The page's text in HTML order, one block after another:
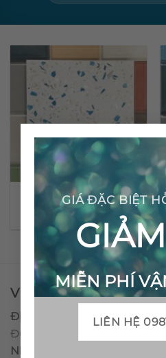
GIÁ ĐẶC BIỆT
MIỄN PHÍ
LIÊN HỆ
Gạch đá mài nội thất lát
nền TE-03
VPĐD - CTY TNHH
Địa chỉ:
CCN Quán Lát, Xã
Đức, Tỉnh Quảng Ngãi
Nhà máy miền trung: